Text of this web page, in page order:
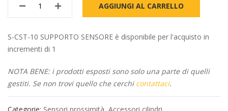
AGGIUNGI AL CARRELLO
S-CST-10 SUPPORTO SENSORE è disponibile per l'acquisto in
incrementi di 1
NOTA BENE: i prodotti esposti sono solo una parte di quelli
gestiti. Se non trovi quello che cerchi contattaci.